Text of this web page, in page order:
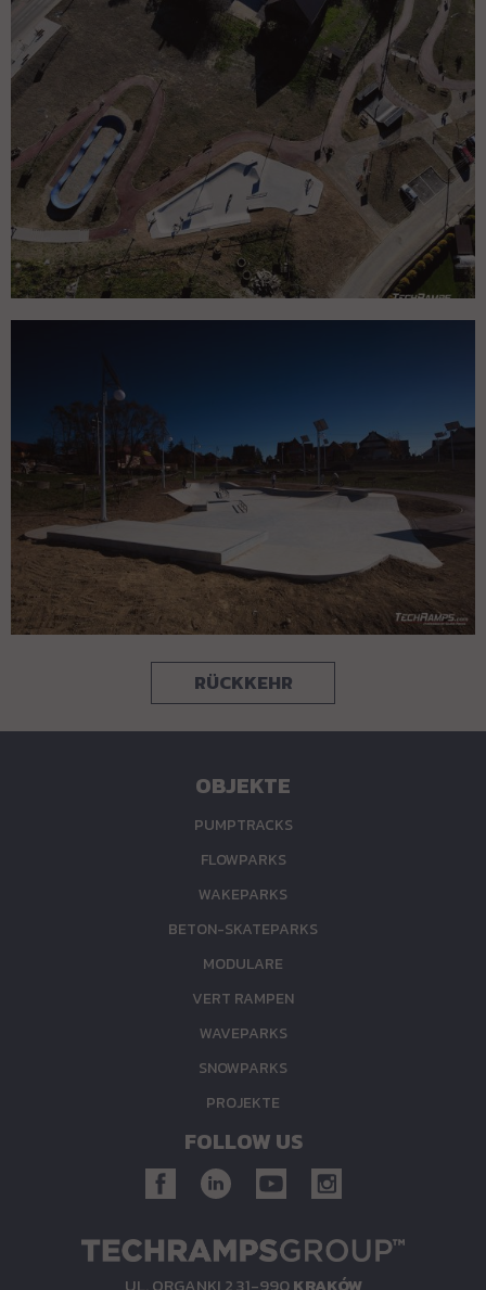
RÜCKKEHR
OBJEKTE
PUMPTRACKS
FLOWPARKS
WAKEPARKS
BETON-SKATEPARKS
MODULARE
VERT RAMPEN
WAVEPARKS
SNOWPARKS
PROJEKTE
FOLLOW US